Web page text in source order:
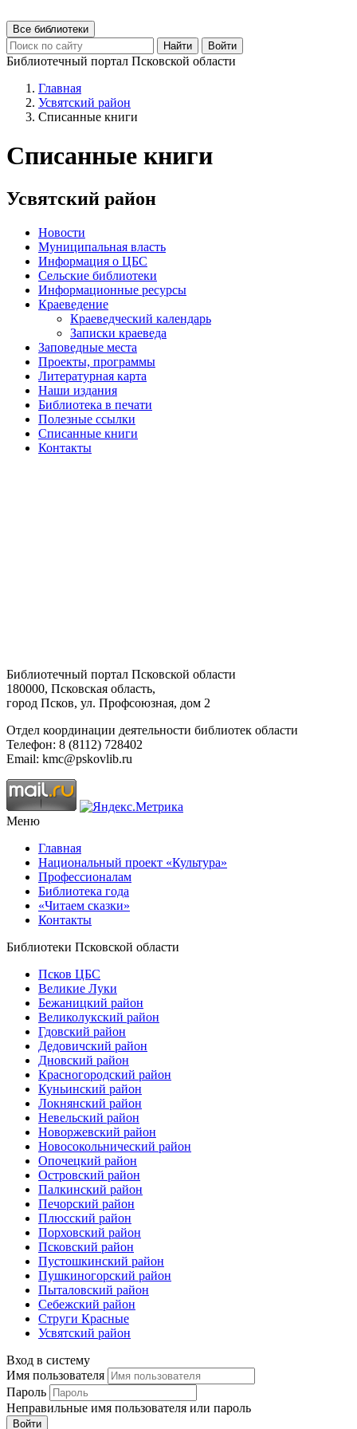
Все библиотеки
Найти
Войти
Библиотечный портал Псковской области
Главная
Усвятский район
Списанные книги
Списанные книги
Усвятский район
Новости
Муниципальная власть
Информация о ЦБС
Сельские библиотеки
Информационные ресурсы
Краеведение
Краеведческий календарь
Записки краеведа
Заповедные места
Проекты, программы
Литературная карта
Наши издания
Библиотека в печати
Полезные ссылки
Списанные книги
Контакты
Библиотечный портал Псковской области
180000, Псковская область,
город Псков, ул. Профсоюзная, дом 2
Отдел координации деятельности библиотек области
Телефон: 8 (8112) 728402
Email: kmc@pskovlib.ru
Меню
Главная
Национальный проект «Культура»
Профессионалам
Библиотека года
«Читаем сказки»
Контакты
Библиотеки Псковской области
Псков ЦБС
Великие Луки
Бежаницкий район
Великолукский район
Гдовский район
Дедовичский район
Дновский район
Красногородский район
Куньинский район
Локнянский район
Невельский район
Новоржевский район
Новосокольнический район
Опочецкий район
Островский район
Палкинский район
Печорский район
Плюсский район
Порховский район
Псковский район
Пустошкинский район
Пушкиногорский район
Пыталовский район
Себежский район
Струги Красные
Усвятский район
Вход в систему
Имя пользователя
Пароль
Неправильные имя пользователя или пароль
Войти